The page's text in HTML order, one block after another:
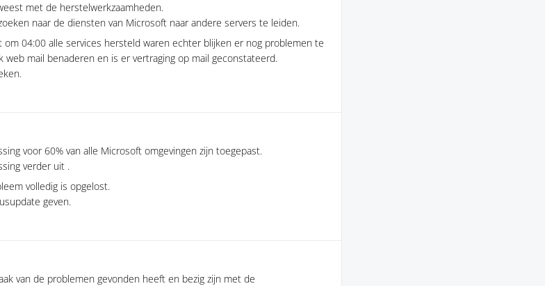
met de herstelwerkzaamheden.
naar de diensten van Microsoft naar andere servers te leiden.
04:00 alle services hersteld waren echter blijken er nog problemen te
mail benaderen en is er vertraging op mail geconstateerd.
voor 60% van alle Microsoft omgevingen zijn toegepast.
verder uit .
volledig is opgelost.
geven.
van de problemen gevonden heeft en bezig zijn met de